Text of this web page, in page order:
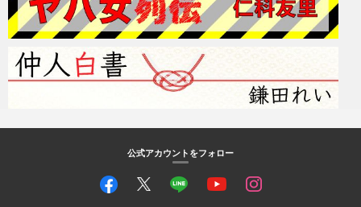
公式アカウントをフォロー